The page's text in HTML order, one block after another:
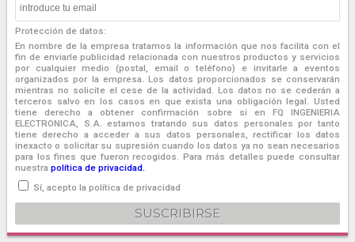
Protección de datos:
En nombre de la empresa tratamos la información que nos facilita con el
fin de enviarle publicidad relacionada con nuestros productos y servicios
por cualquier medio (postal, email o teléfono) e invitarle a eventos
organizados por la empresa. Los datos proporcionados se conservarán
mientras no solicite el cese de la actividad. Los datos no se cederán a
terceros salvo en los casos en que exista una obligación legal. Usted
tiene derecho a obtener confirmación sobre si en FQ INGENIERIA
ELECTRONICA, S.A. estamos tratando sus datos personales por tanto
tiene derecho a acceder a sus datos personales, rectificar los datos
inexacto o solicitar su supresión cuando los datos ya no sean necesarios
para los fines que fueron recogidos. Para más detalles puede consultar
nuestra política de privacidad.
Sí, acepto la política de privacidad